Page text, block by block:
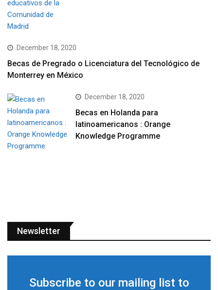
December 18, 2020
Becas de Pregrado o Licenciatura del Tecnológico de
Monterrey en México
December 18, 2020
Becas en Holanda para
latinoamericanos : Orange
Knowledge Programme
Newsletter
Subscribe to our mailing list to